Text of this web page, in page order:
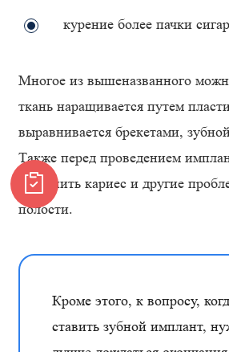
курение более пачки
Многое из вышеназванного
ткань наращивается путем
выравнивается брекетами,
Также перед проведением
устранить кариес и другие
полости.
Кроме этого, к вопросу,
ставить зубной имплант,